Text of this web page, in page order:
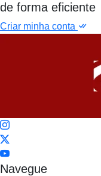
de forma eficiente
Criar minha conta
Navegue